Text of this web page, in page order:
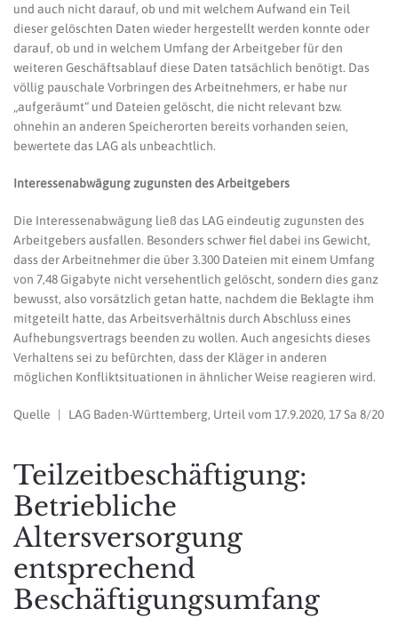
und auch nicht darauf, ob und mit welchem Aufwand ein Teil
dieser gelöschten Daten wieder hergestellt werden konnte oder
darauf, ob und in welchem Umfang der Arbeitgeber für den
weiteren Geschäftsablauf diese Daten tatsächlich benötigt. Das
völlig pauschale Vorbringen des Arbeitnehmers, er habe nur
„aufgeräumt“ und Dateien gelöscht, die nicht relevant bzw.
ohnehin an anderen Speicherorten bereits vorhanden seien,
bewertete das LAG als unbeachtlich.
Interessenabwägung zugunsten des Arbeitgebers
Die Interessenabwägung ließ das LAG eindeutig zugunsten des
Arbeitgebers ausfallen. Besonders schwer fiel dabei ins Gewicht,
dass der Arbeitnehmer die über 3.300 Dateien mit einem Umfang
von 7,48 Gigabyte nicht versehentlich gelöscht, sondern dies ganz
bewusst, also vorsätzlich getan hatte, nachdem die Beklagte ihm
mitgeteilt hatte, das Arbeitsverhältnis durch Abschluss eines
Aufhebungsvertrags beenden zu wollen. Auch angesichts dieses
Verhaltens sei zu befürchten, dass der Kläger in anderen
möglichen Konfliktsituationen in ähnlicher Weise reagieren wird.
Quelle | LAG Baden-Württemberg, Urteil vom 17.9.2020, 17 Sa 8/20
Teilzeitbeschäftigung:
Betriebliche
Altersversorgung
entsprechend
Beschäftigungsumfang